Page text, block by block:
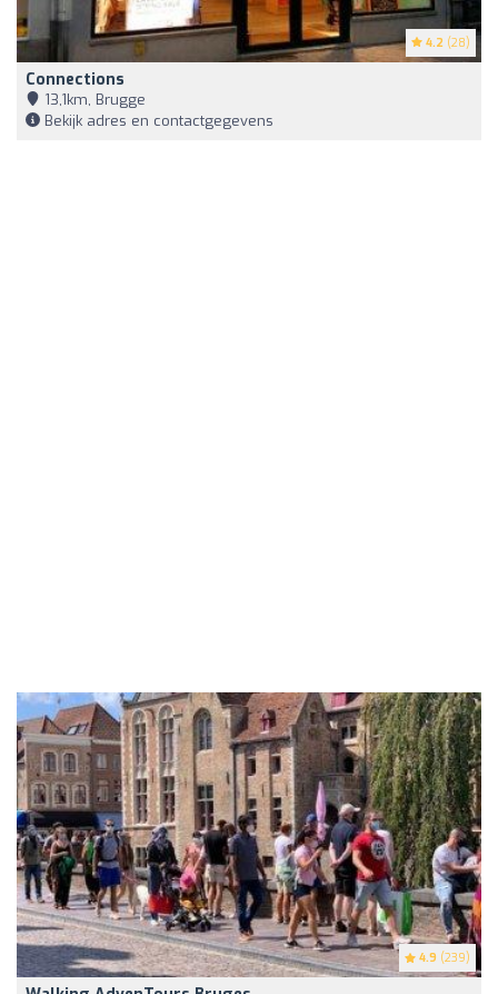
4.2 (28)
Connections
13,1km, Brugge
Bekijk adres en contactgegevens
4.9 (239)